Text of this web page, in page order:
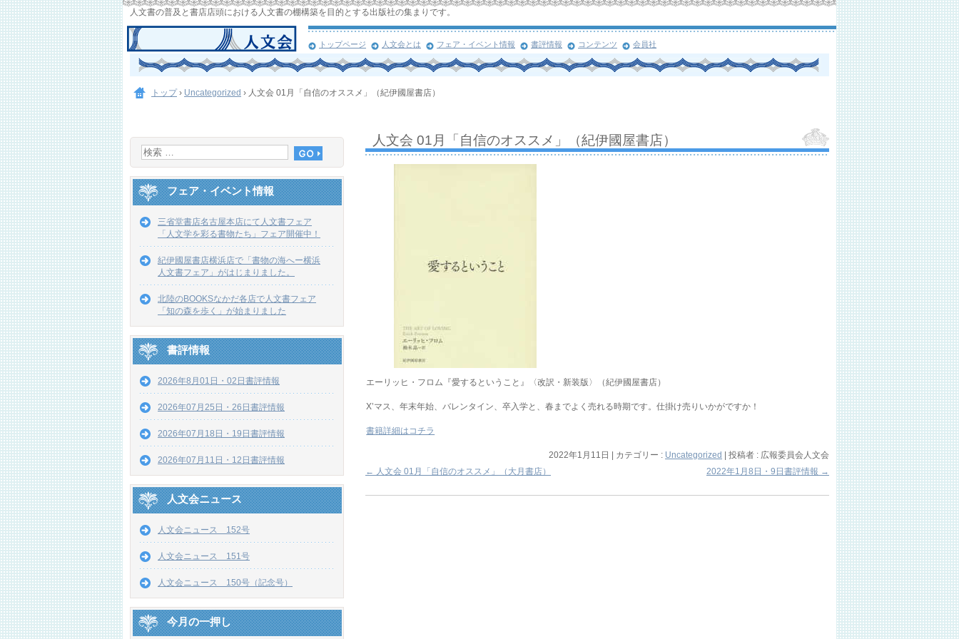
人文書の普及と書店店頭における人文書の棚構築を目的とする出版社の集まりです。
トップページ 人文会とは フェア・イベント情報 書評情報 コンテンツ 会員社
トップ › Uncategorized › 人文会 01月「自信のオススメ」（紀伊國屋書店）
人文会 01月「自信のオススメ」（紀伊國屋書店）
エーリッヒ・フロム『愛するということ』〈改訳・新装版〉（紀伊國屋書店）
X’マス、年末年始、バレンタイン、卒入学と、春までよく売れる時期です。仕掛け売りいかがですか！
書籍詳細はコチラ
2022年1月11日 カテゴリー : Uncategorized
投稿者 : 広報委員会人文会
← 人文会 01月「自信のオススメ」（大月書店） 2022年1月8日・9日書評情報 →
フェア・イベント情報
三省堂書店名古屋本店にて人文書フェア
「人文学を彩る書物たち」フェア開催中！
紀伊國屋書店横浜店で「書物の海へー横浜
人文書フェア」がはじまりました。
北陸のBOOKSなかだ各店で人文書フェア
「知の森を歩く」が始まりました
書評情報
2026年8月01日・02日書評情報
2026年07月25日・26日書評情報
2026年07月18日・19日書評情報
2026年07月11日・12日書評情報
人文会ニュース
人文会ニュース 152号
人文会ニュース 151号
人文会ニュース 150号（記念号）
今月の一押し